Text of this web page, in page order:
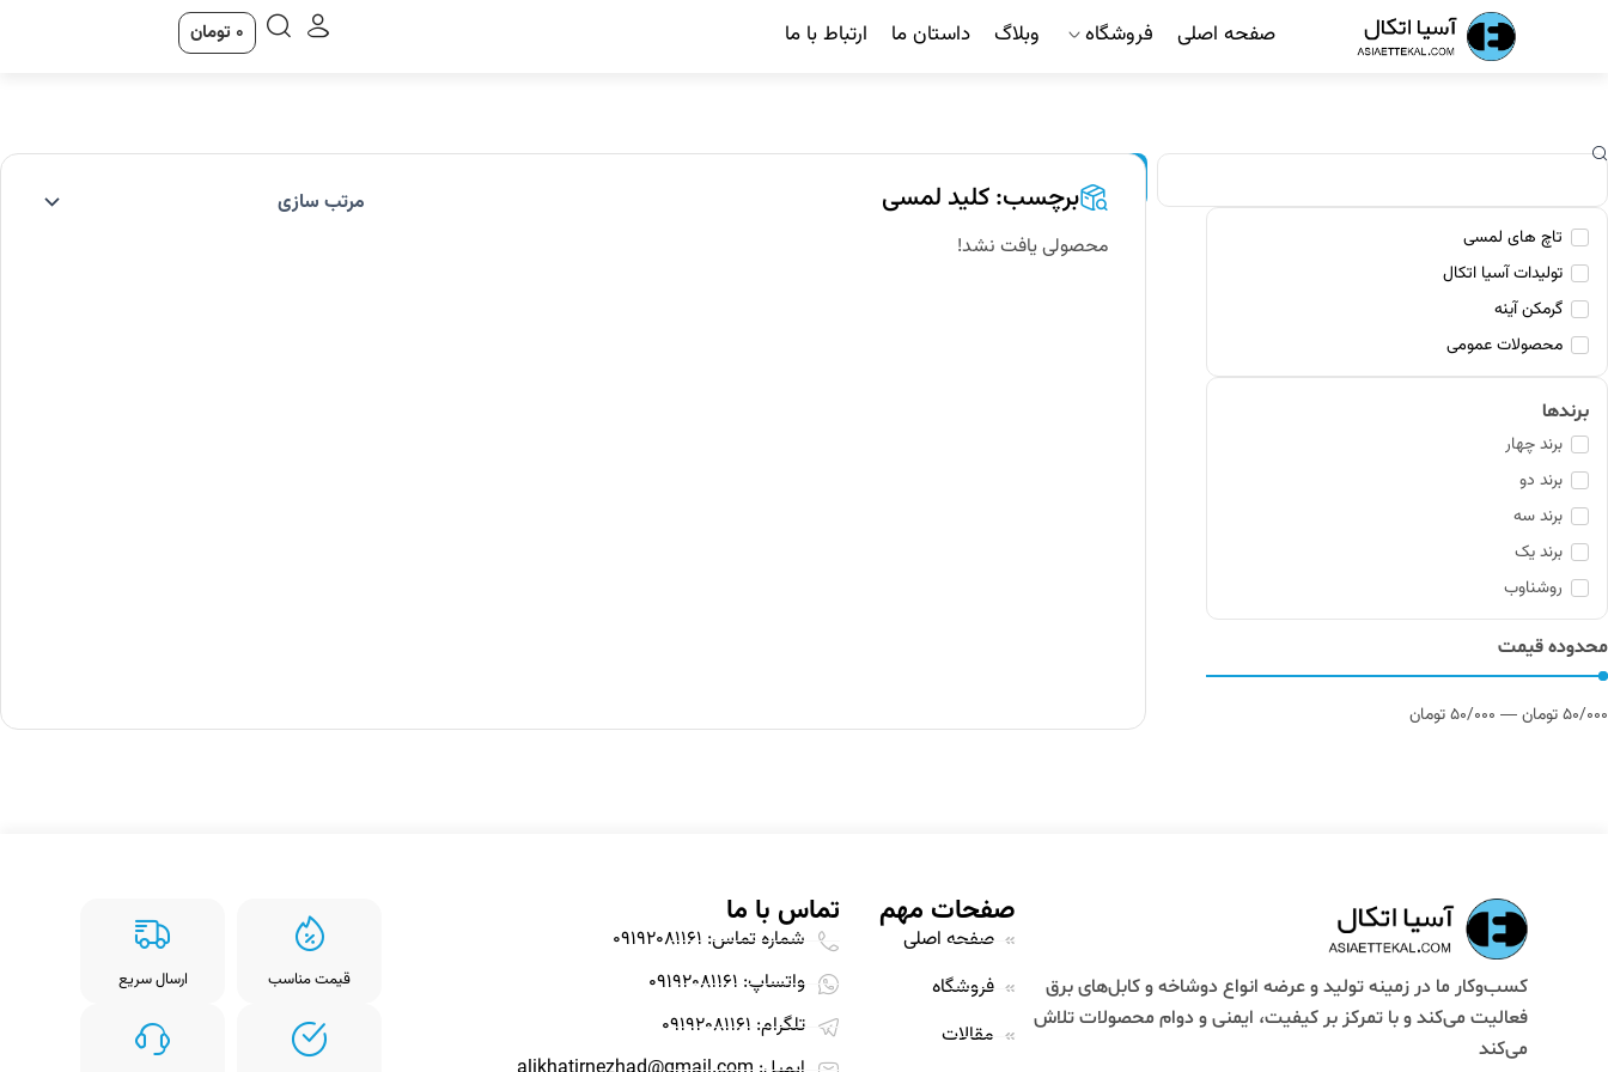
صفحه اصلی فروشگاه وبلاگ داستان ما ارتباط با ما 0 تومانسبد
خرید
جستجو
جستجو
تاچ های لمسی
تولیدات آسیا اتکال
گرمکن آینه
محصولات عمومی
برندها
برند چهار
برند دو
برند سه
برند یک
روشناوب
محدوده قیمت
50/000تومان —
50/000تومان
برچسب: کلید لمسی
محصولی یافت نشد!
کسب‌وکار ما در زمینه تولید و عرضه انواع دوشاخه و کابل‌های برق
فعالیت می‌کند و با تمرکز بر کیفیت، ایمنی و دوام محصولات تلاش
می‌کند
صفحات مهم
صفحه اصلی
فروشگاه
مقالات
تماس با ما
شماره تماس: 09192081161
واتساپ: 09192081161
تلگرام: 09192081161
قیمت مناسب قیمت مناسب ارسال سریع